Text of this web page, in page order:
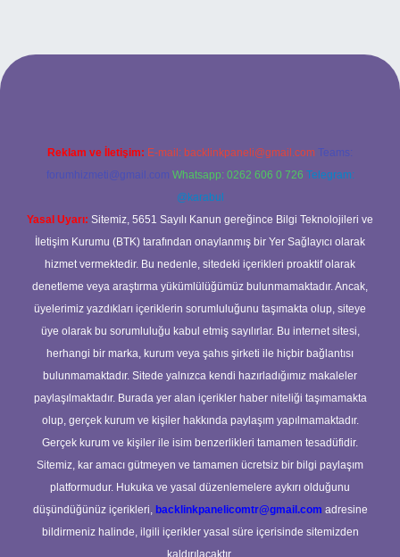
giriş
Reklam ve İletişim: E-mail: backlinkpaneli@gmail.com Teams:
forumhizmeti@gmail.com Whatsapp: 0262 606 0 726 Telegram:
@karabul
Yasal Uyarı: Sitemiz, 5651 Sayılı Kanun gereğince Bilgi Teknolojileri ve
İletişim Kurumu (BTK) tarafından onaylanmış bir Yer Sağlayıcı olarak
hizmet vermektedir. Bu nedenle, sitedeki içerikleri proaktif olarak
denetleme veya araştırma yükümlülüğümüz bulunmamaktadır. Ancak,
üyelerimiz yazdıkları içeriklerin sorumluluğunu taşımakta olup, siteye
üye olarak bu sorumluluğu kabul etmiş sayılırlar. Bu internet sitesi,
herhangi bir marka, kurum veya şahıs şirketi ile hiçbir bağlantısı
bulunmamaktadır. Sitede yalnızca kendi hazırladığımız makaleler
paylaşılmaktadır. Burada yer alan içerikler haber niteliği taşımamakta
olup, gerçek kurum ve kişiler hakkında paylaşım yapılmamaktadır.
Gerçek kurum ve kişiler ile isim benzerlikleri tamamen tesadüfidir.
Sitemiz, kar amacı gütmeyen ve tamamen ücretsiz bir bilgi paylaşım
platformudur. Hukuka ve yasal düzenlemelere aykırı olduğunu
düşündüğünüz içerikleri, backlinkpanelicomtr@gmail.com adresine
bildirmeniz halinde, ilgili içerikler yasal süre içerisinde sitemizden
kaldırılacaktır.